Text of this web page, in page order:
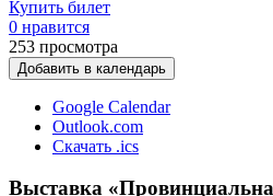
Купить билет
0 нравится
253 просмотра
Добавить в календарь
Google Calendar
Outlook.com
Скачать .ics
Выставка